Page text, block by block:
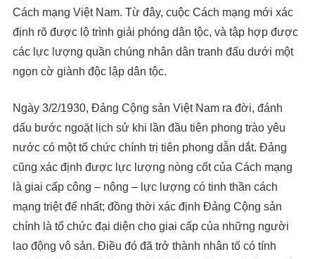
Cách mạng Việt Nam. Từ đây, cuộc Cách mạng mới xác
định rõ được lộ trình giải phóng dân tộc, và tập hợp được
các lực lượng quần chúng nhân dân tranh đấu dưới một
ngọn cờ giành độc lập dân tộc.
Ngày 3/2/1930, Đảng Cộng sản Việt Nam ra đời, đánh
dấu bước ngoặt lịch sử khi lần đầu tiên phong trào yêu
nước có một tổ chức chính trị tiên phong dẫn dắt. Đảng
cũng xác định được lực lượng nòng cốt của Cách mạng
là giai cấp công – nông – lực lượng có tinh thần cách
mạng triệt để nhất; đồng thời xác định Đảng Cộng sản
chính là tổ chức đại diện cho giai cấp của những người
lao động vô sản. Điều đó đã trở thành nhân tố có tính